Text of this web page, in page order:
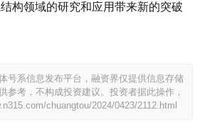
构领域的研究和应用带来新的突破
号系信息发布平台，融资界仅提供信息存储
参考，不构成投资建议。投资者据此操作，
chuangtou/2024/0423/2112.html